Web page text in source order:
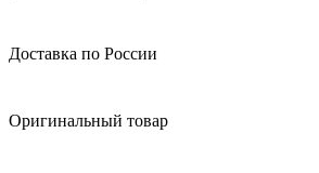
Доставка по России
Оригинальный товар